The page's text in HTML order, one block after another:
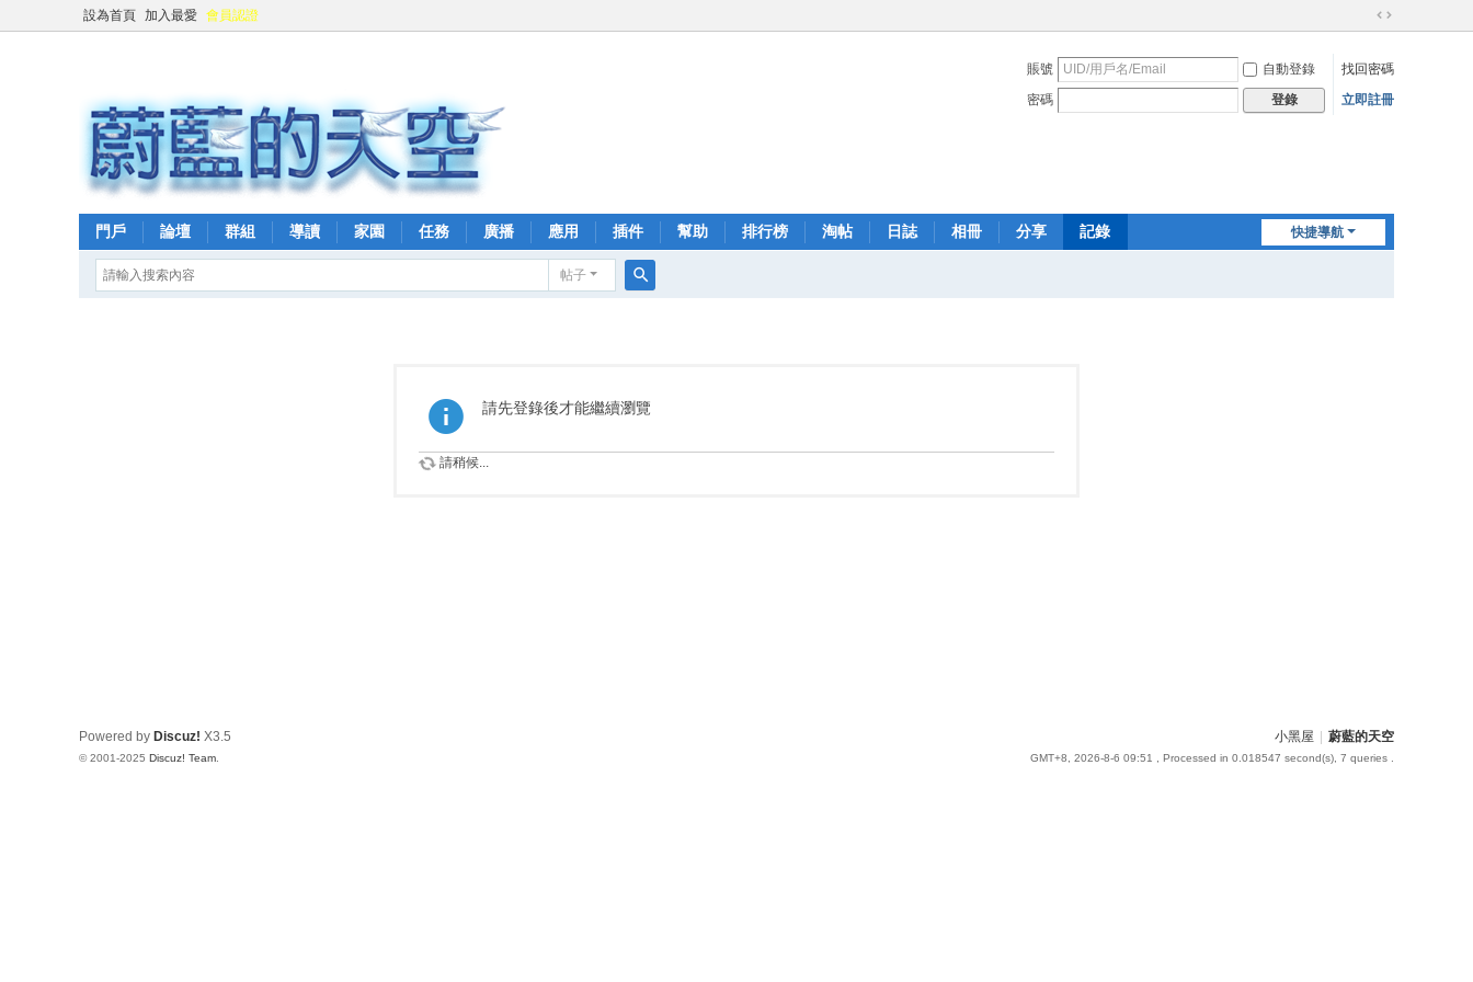
設為首頁 加入最愛 會員認證
切
到
寬
賬號 自動登錄
找回密碼
密碼
登錄 立即註冊
快捷導航
門戶 論壇 群組 導讀 家園 任務 廣播 應用 插件 幫助 排行榜 淘帖 日誌 相冊 分享 記錄
帖子
請先登錄後才能繼續瀏覽
請稍候...
小黑屋 蔚藍的天空
GMT+8, 2026-8-6 09:51 , Processed in 0.018547 second(s), 7 queries .
Powered by Discuz! X3.5
© 2001-2025 Discuz! Team